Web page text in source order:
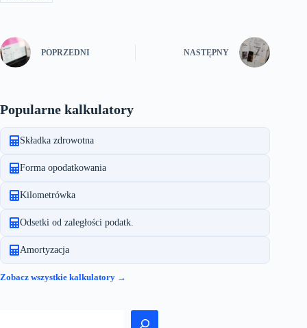
POPRZEDNI NASTĘPNY
Popularne kalkulatory
Składka zdrowotna
Forma opodatkowania
Kilometrówka
Odsetki od zaległości podatk.
Amortyzacja
Zobacz wszystkie kalkulatory →